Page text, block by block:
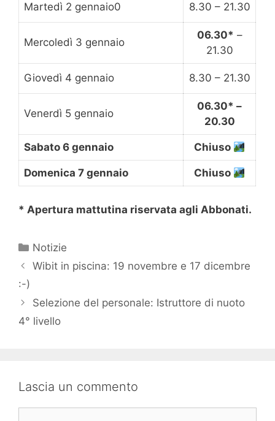
Martedì 2 gennaio0 8.30 – 21.30
Mercoledì 3 gennaio
06.30* –
21.30
Giovedì 4 gennaio 8.30 – 21.30
Venerdì 5 gennaio
06.30* –
20.30
Sabato 6 gennaio Chiuso
Domenica 7 gennaio Chiuso
* Apertura mattutina riservata agli Abbonati.
Categorie
Notizie
Wibit in piscina: 19 novembre e 17 dicembre
:-)
Selezione del personale: Istruttore di nuoto
4° livello
Lascia un commento